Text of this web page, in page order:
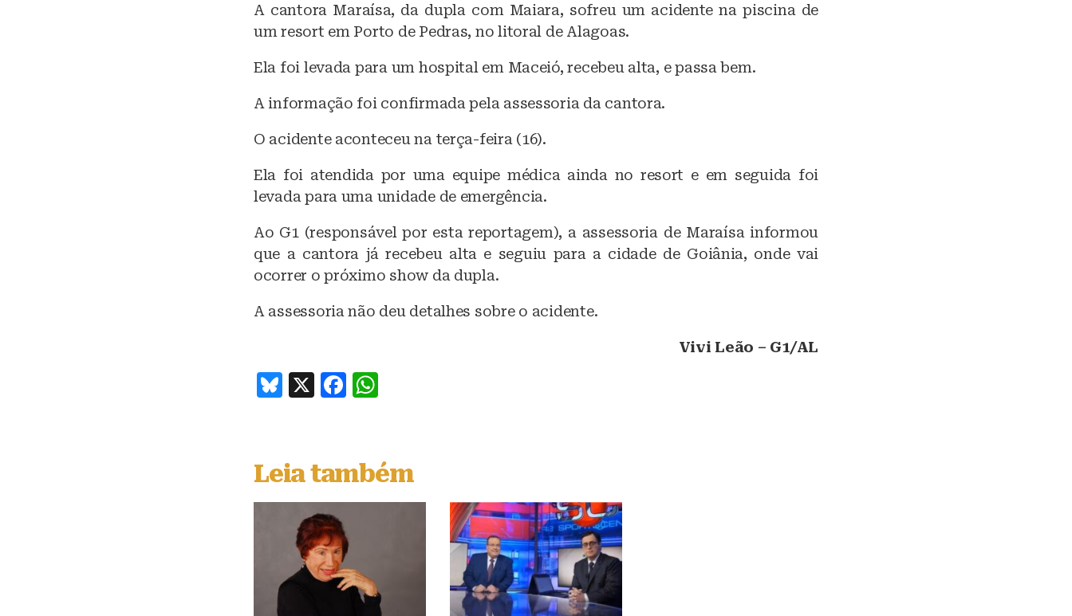
e
s
k
y
c
e
b
o
k
at
s
A
p
A cantora Maraísa, da dupla com Maiara, sofreu um acidente na piscina de
um resort em Porto de Pedras, no litoral de Alagoas.
Ela foi levada para um hospital em Maceió, recebeu alta, e passa bem.
A informação foi confirmada pela assessoria da cantora.
O acidente aconteceu na terça-feira (16).
Ela foi atendida por uma equipe médica ainda no resort e em seguida foi
levada para uma unidade de emergência.
Ao G1 (responsável por esta reportagem), a assessoria de Maraísa informou
que a cantora já recebeu alta e seguiu para a cidade de Goiânia, onde vai
ocorrer o próximo show da dupla.
A assessoria não deu detalhes sobre o acidente.
Vivi Leão – G1/AL
B
s
k
X
F
e
b
o
k
s
A
Leia também